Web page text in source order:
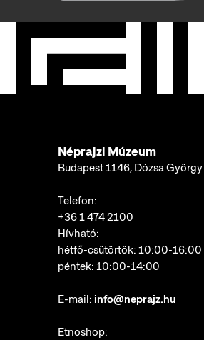
Néprajzi Múzeum
Budapest 1146, Dózsa
Telefon:
+36 1 474 2100
Hívható:
hétfő-csütörtök: 10:00-16:00
péntek: 10:00-14:00
E-mail: info@neprajz.hu
Etnoshop: